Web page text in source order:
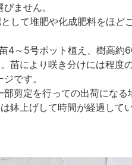
ません。
して堆肥や化成肥料をほど
4～5号ポット植え、樹高
苗により咲き分けには程
です。
剪定を行っての出荷にな
鉢上げして時間が経過して